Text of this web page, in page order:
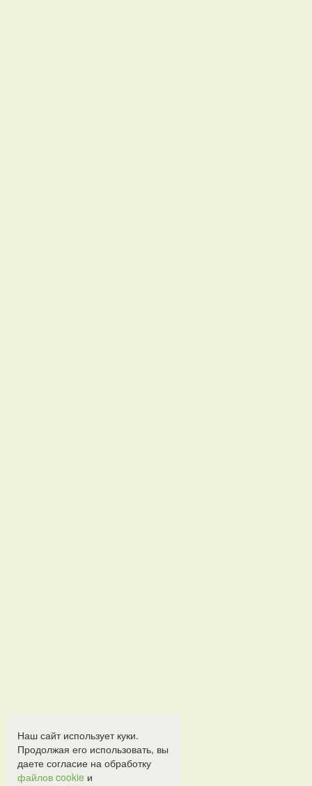
Наш сайт использует куки.
Продолжая его использовать, вы
даете согласие на обработку
файлов cookie и